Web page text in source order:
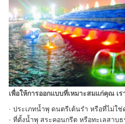
เพื่อให้การออกแบบที่เหมาะสมแก่คุณ เร
· ประเภทน้ำพุ ดนตรีเต้นรำ หรือที่ไม่ใ
· ที่ตั้งน้ำพุ สระคอนกรีต หรือทะเลสาบ